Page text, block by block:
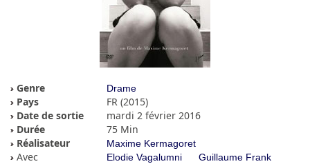
Genre Drame
Pays
FR (2015)
Date de sortie
mardi 2 février 2016
Durée
75 Min
Réalisateur
Maxime Kermagoret
Avec Elodie Vagalumni
Guillaume Frank